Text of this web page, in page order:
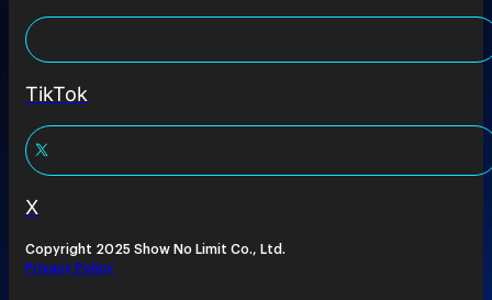
TikTok
X
Copyright 2025 Show No Limit Co., Ltd.
Privacy Policy